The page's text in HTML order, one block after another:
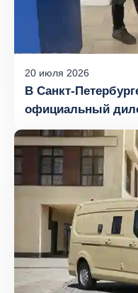
20 июля 2026
В Санкт-
официальный
«Атлант-Моторс»